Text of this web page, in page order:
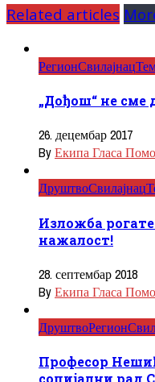
Related articles
РегионСвилајнац
„Дођош“ не сме
26. децембар 2017
ByЕкипа Гласа
ДруштвоСвилајнац
Изложба
нажалост!
28. септембар 2018
ByЕкипа Гласа
ДруштвоРегион
Професор
социјални рад